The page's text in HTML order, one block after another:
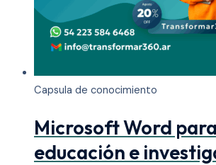
Capsula de conocimiento
Microsoft Word para
educación e